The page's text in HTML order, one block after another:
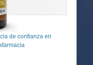
de confianza en